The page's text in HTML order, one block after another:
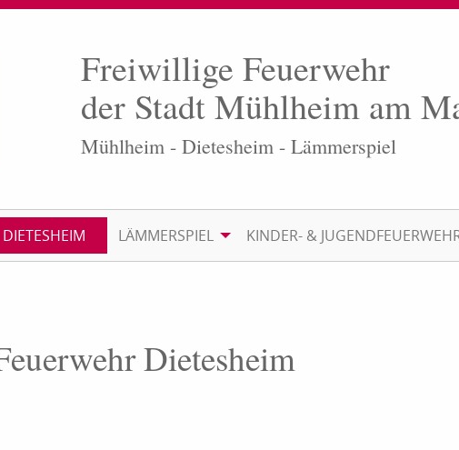
Freiwillige Feuerwehr
der Stadt Mühlheim am
Mühlheim - Dietesheim - Lämmerspiel
DIETESHEIM LÄMMERSPIEL KINDER- &
Dietesheim